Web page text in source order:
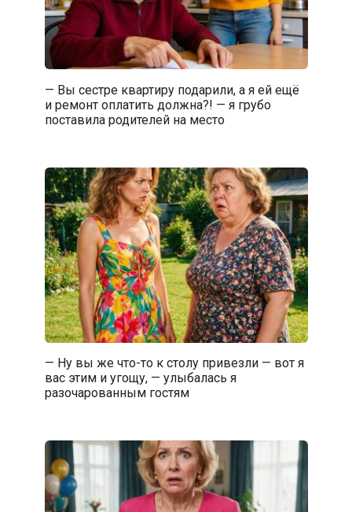
— Вы сестре квартиру подарили, а я ей ещё
и ремонт оплатить должна?! — я грубо
поставила родителей на место
— Ну вы же что-то к столу привезли — вот я
вас этим и угощу, — улыбалась я
разочарованным гостям